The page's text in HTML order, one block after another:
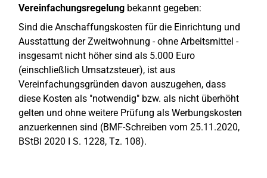
Vereinfachungsregelung bekannt gegeben:
Sind die Anschaffungskosten für die Einrichtung und
Ausstattung der Zweitwohnung - ohne Arbeitsmittel -
insgesamt nicht höher sind als 5.000 Euro
(einschließlich Umsatzsteuer), ist aus
Vereinfachungsgründen davon auszugehen, dass
diese Kosten als "notwendig" bzw. als nicht überhöht
gelten und ohne weitere Prüfung als Werbungskosten
anzuerkennen sind (BMF-Schreiben vom 25.11.2020,
BStBl 2020 I S. 1228, Tz. 108).